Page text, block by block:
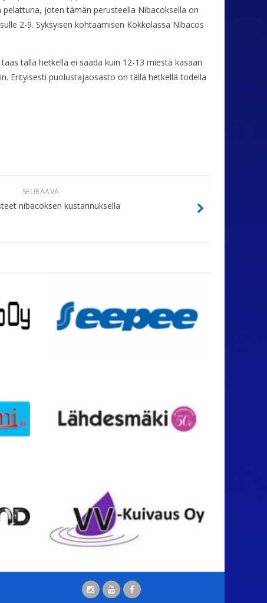
joten tämän perusteella Nibacoksella on
2-9. Syksyisen kohtaamisen Kokkolassa Nibacos
tällä hetkellä ei saada kuin 12-13 miestä kasaan
Erityisesti puolustajaosasto on tällä hetkellä todella
SEURAAVA
nibacoksen kustannuksella